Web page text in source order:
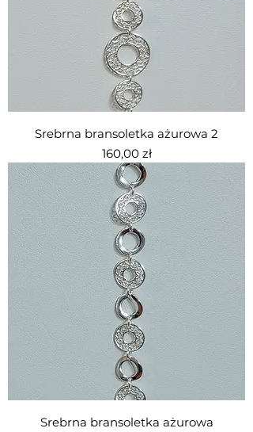
Srebrna bransoletka ażurowa 2
Cena
160,00 zł
Srebrna bransoletka ażurowa